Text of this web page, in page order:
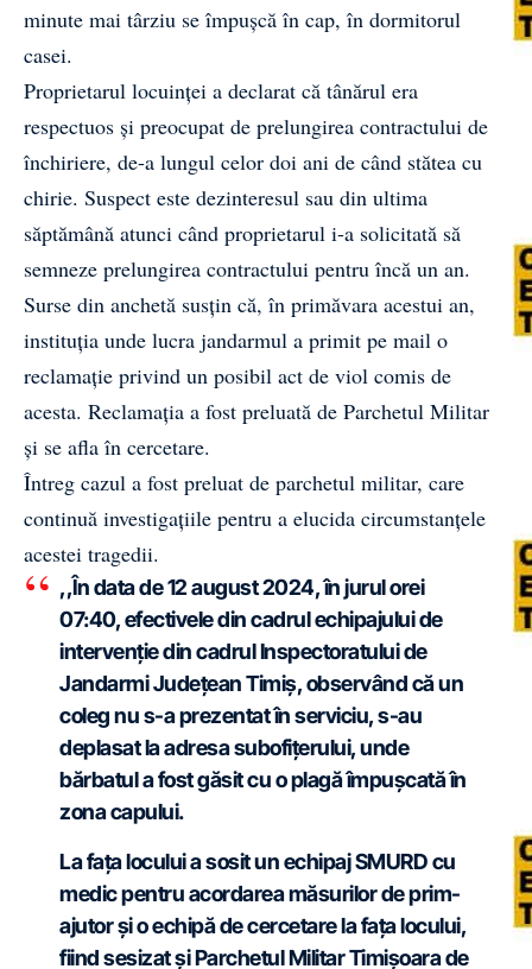
minute mai târziu se împușcă în cap, în dormitorul
casei.
Proprietarul locuinței a declarat că tânărul era
respectuos și preocupat de prelungirea contractului de
închiriere, de-a lungul celor doi ani de când stătea cu
chirie. Suspect este dezinteresul sau din ultima
săptămână atunci când proprietarul i-a solicitată să
semneze prelungirea contractului pentru încă un an.
Surse din anchetă susțin că, în primăvara acestui an,
instituția unde lucra jandarmul a primit pe mail o
reclamație privind un posibil act de viol comis de
acesta. Reclamația a fost preluată de Parchetul Militar
și se afla în cercetare.
Întreg cazul a fost preluat de parchetul militar, care
continuă investigațiile pentru a elucida circumstanțele
acestei tragedii.
,,În data de 12 august 2024, în jurul orei
07:40, efectivele din cadrul echipajului de
intervenție din cadrul Inspectoratului de
Jandarmi Județean Timiș, observând că un
coleg nu s-a prezentat în serviciu, s-au
deplasat la adresa subofițerului, unde
bărbatul a fost găsit cu o plagă împușcată în
zona capului.
La fața locului a sosit un echipaj SMURD cu
medic pentru acordarea măsurilor de prim-
ajutor și o echipă de cercetare la fața locului,
fiind sesizat și Parchetul Militar Timișoara de